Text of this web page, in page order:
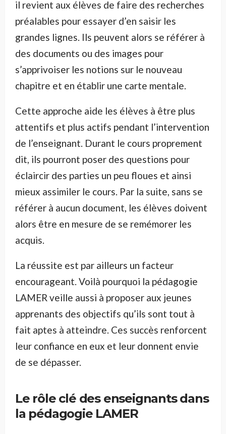
il revient aux élèves de faire des recherches
préalables pour essayer d’en saisir les
grandes lignes. Ils peuvent alors se référer à
des documents ou des images pour
s’apprivoiser les notions sur le nouveau
chapitre et en établir une carte mentale.
Cette approche aide les élèves à être plus
attentifs et plus actifs pendant l’intervention
de l’enseignant. Durant le cours proprement
dit, ils pourront poser des questions pour
éclaircir des parties un peu floues et ainsi
mieux assimiler le cours. Par la suite, sans se
référer à aucun document, les élèves doivent
alors être en mesure de se remémorer les
acquis.
La réussite est par ailleurs un facteur
encourageant. Voilà pourquoi la pédagogie
LAMER veille aussi à proposer aux jeunes
apprenants des objectifs qu’ils sont tout à
fait aptes à atteindre. Ces succès renforcent
leur confiance en eux et leur donnent envie
de se dépasser.
Le rôle clé des enseignants dans
la pédagogie LAMER